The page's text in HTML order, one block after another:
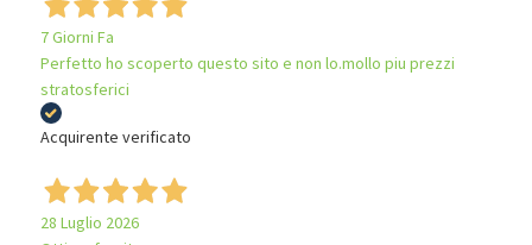
7 Giorni Fa
Perfetto ho scoperto questo sito e non lo.mollo piu prezzi
stratosferici
Acquirente verificato
28 Luglio 2026